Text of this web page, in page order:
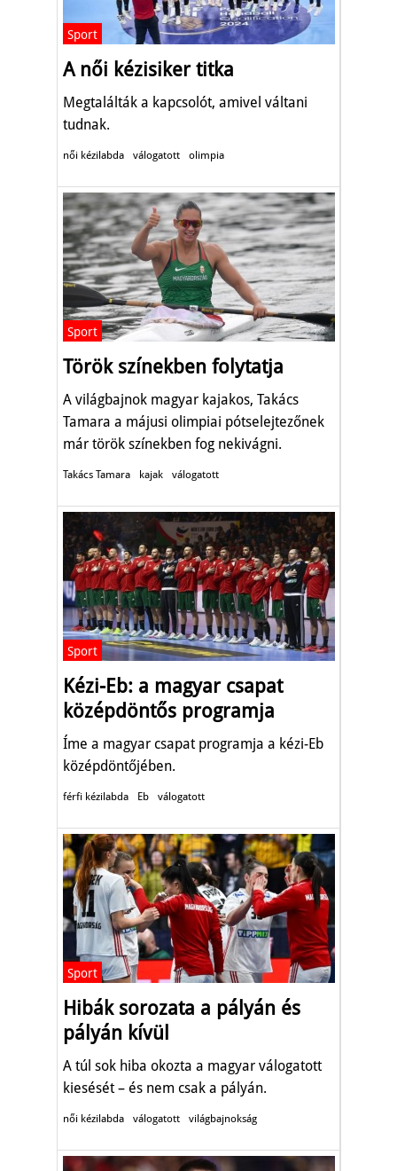
Sport
A női kézisiker titka
Megtalálták a kapcsolót, amivel váltani
tudnak.
női kézilabda válogatott olimpia
Sport
Török színekben folytatja
A világbajnok magyar kajakos, Takács
Tamara a májusi olimpiai pótselejtezőnek
már török színekben fog nekivágni.
Takács Tamara kajak válogatott
Sport
Kézi-Eb: a magyar csapat
középdöntős programja
Íme a magyar csapat programja a kézi-Eb
középdöntőjében.
férfi kézilabda Eb válogatott
Sport
Hibák sorozata a pályán és
pályán kívül
A túl sok hiba okozta a magyar válogatott
kiesését – és nem csak a pályán.
női kézilabda válogatott világbajnokság